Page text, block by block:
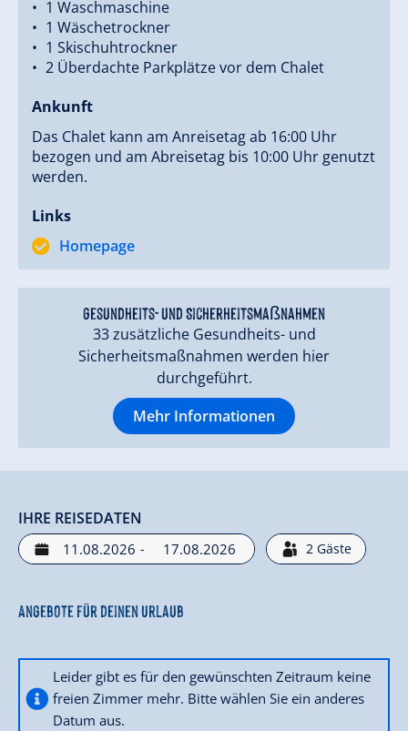
1 Waschmaschine
1 Wäschetrockner
1 Skischuhtrockner
2 Überdachte Parkplätze vor dem Chalet
Ankunft
Das Chalet kann am Anreisetag ab 16:00 Uhr
bezogen und am Abreisetag bis 10:00 Uhr genutzt
werden.
Links
Homepage
Gesundheits- und Sicherheitsmaßnahmen
33 zusätzliche Gesundheits- und
Sicherheitsmaßnahmen werden hier
durchgeführt.
Mehr Informationen
IHRE REISEDATEN
- 2 Gäste
Angebote für deinen Urlaub
Leider gibt es für den gewünschten Zeitraum keine
freien Zimmer mehr. Bitte wählen Sie ein anderes
Datum aus.